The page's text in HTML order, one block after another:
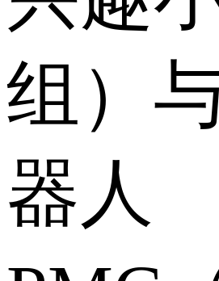
组）
器人